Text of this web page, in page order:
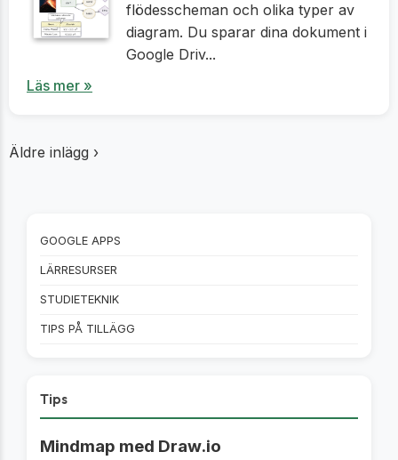
flödesscheman och olika typer av
diagram. Du sparar dina dokument i
Google Driv...
Läs mer »
Äldre inlägg ›
GOOGLE APPS
LÄRRESURSER
STUDIETEKNIK
TIPS PÅ TILLÄGG
Tips
Mindmap med Draw.io